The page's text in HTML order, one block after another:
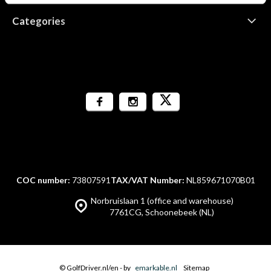
Categories
Norbruislaan 1 (office and warehouse)
7761CG, Schoonebeek (NL)
COC number: 73807591 TAX/VAT Number: NL859671070B01
© GolfDriver.nl/en - by emarkable.nl Sitemap